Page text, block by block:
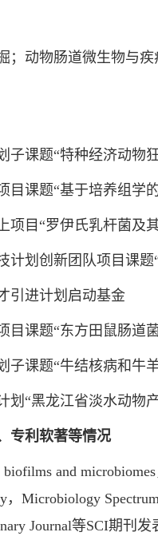
动物肠道微生物与疾
课题“特种经济动物
课题“基于培养组学
目“罗伊氏乳杆菌及
划创新团队项目课题
进计划启动基金
课题“东方田鼠肠道
课题“牛结核病和牛
“黑龙江省淡水动物
专利软著等情况
and microbiomes
Microbiology
Journal等SCI期刊